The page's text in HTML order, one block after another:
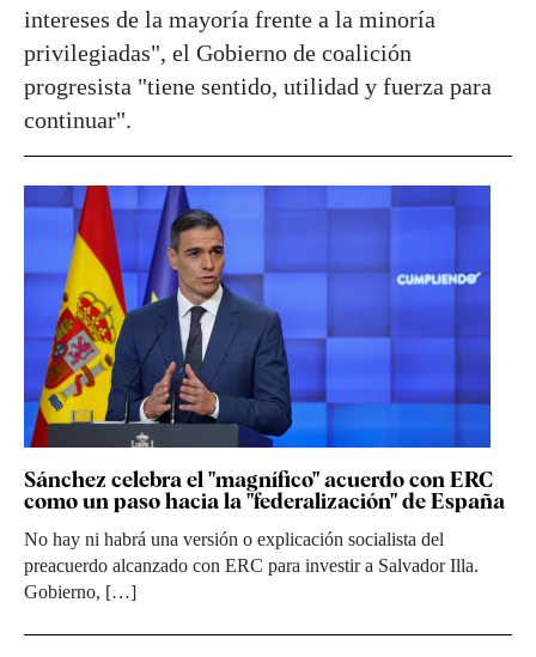
intereses de la mayoría frente a la minoría
privilegiadas", el Gobierno de coalición
progresista "tiene sentido, utilidad y fuerza para
continuar".
Sánchez celebra el "magnífico" acuerdo con ERC
como un paso hacia la "federalización" de España
No hay ni habrá una versión o explicación socialista del
preacuerdo alcanzado con ERC para investir a Salvador Illa.
Gobierno, […]